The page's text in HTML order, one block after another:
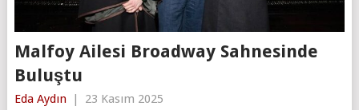
Malfoy Ailesi Broadway Sahnesinde
Buluştu
Eda Aydın 23 Kasım 2025